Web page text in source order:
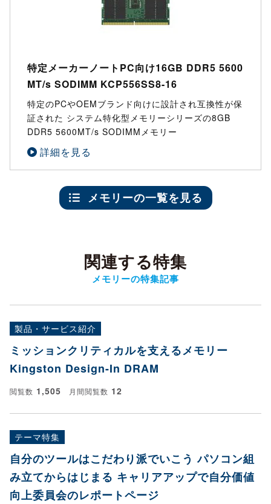
特定メーカーノートPC向け16GB DDR5 5600
MT/s SODIMM KCP556SS8-16
特定のPCやOEMブランド向けに設計され互換性が保
証された システム特化型メモリーシリーズの8GB
DDR5 5600MT/s SODIMMメモリー
詳細を見る
メモリーの一覧を見る
関連する特集
メモリーの特集記事
製品・サービス紹介
ミッションクリティカルを支えるメモリー
Kingston Design-In DRAM
閲覧数 1,505 月間閲覧数 12
テーマ特集
自分のツールはこだわり派でいこう パソコン組
み立てからはじまる キャリアアップで自分価値
向上委員会のレポートページ